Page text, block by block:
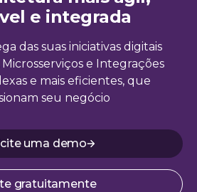
e integrada
das suas iniciativas digitais
Microsserviços e Integrações
e mais eficientes, que
seu negócio
uma demo
gratuitamente